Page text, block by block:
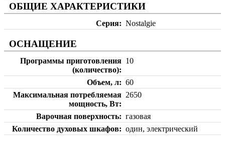
ОБЩИЕ ХАРАКТЕРИСТИКИ
Серия Nostalgie
ОСНАЩЕНИЕ
Программы приготовления
(количество)
10
Объем, л
60
Максимальная потребляемая
мощность, Вт
2650
Варочная поверхность
газовая
Количество духовых шкафов
один, электрический